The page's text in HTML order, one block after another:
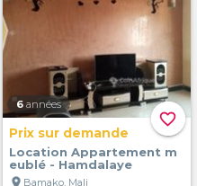
favorite_border
6 années
Prix sur demande
Location Appartement m
eublé - Hamdalaye
location_on Bamako, Mali